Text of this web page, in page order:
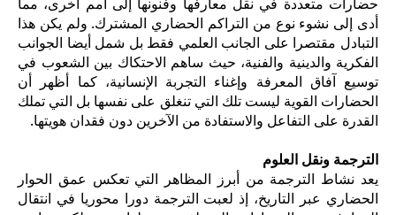
أدى إلى نشوء نوع من التراكم الحضاري المشترك. ولم يكن هذا
التبادل مقتصرا على الجانب العلمي فقط بل شمل أيضا الجوانب
الفكرية والدينية والفنية، حيث ساهم الاحتكاك بين الشعوب في
توسيع آفاق المعرفة وإغناء التجربة الإنسانية، كما أظهر أن
الحضارات القوية ليست تلك التي تنغلق على نفسها بل التي تملك
القدرة على التفاعل والاستفادة من الآخرين دون فقدان هويتها.
الترجمة ونقل العلوم
يعد نشاط الترجمة من أبرز المظاهر التي تعكس عمق الحوار
الحضاري عبر التاريخ، إذ لعبت الترجمة دورا محوريا في انتقال